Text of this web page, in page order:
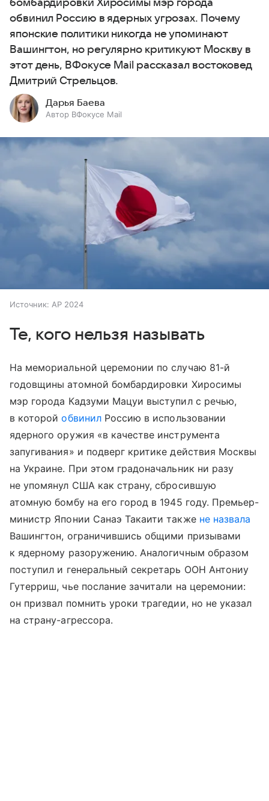
бомбардировки Хиросимы мэр города
обвинил Россию в ядерных угрозах. Почему
японские политики никогда не упоминают
Вашингтон, но регулярно критикуют Москву в
этот день, ВФокусе Mail рассказал востоковед
Дмитрий Стрельцов.
Дарья Баева
Автор ВФокусе Mail
Источник: AP 2024
Те, кого нельзя называть
На мемориальной церемонии по случаю 81-й
годовщины атомной бомбардировки Хиросимы
мэр города Кадзуми Мацуи выступил с речью,
в которойобвинилРоссию в использовании
ядерного оружия «в качестве инструмента
запугивания» и подверг критике действия Москвы
на Украине. При этом градоначальник ни разу
не упомянул США как страну, сбросившую
атомную бомбу на его город в 1945 году. Премьер-
министр Японии Санаэ Такаити также не назвала
Вашингтон, ограничившись общими призывами
к ядерному разоружению. Аналогичным образом
поступил и генеральный секретарь ООН Антониу
Гутерриш, чье послание зачитали на церемонии:
он призвал помнить уроки трагедии, но не указал
на страну-агрессора.